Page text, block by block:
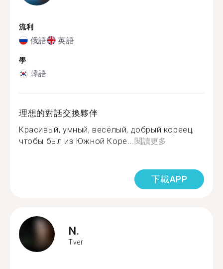
流利
俄語 英語
學
韓語
理想的對話交換夥伴
Красивый, умный, весёлый, добрый кореец,
чтобы был из Южной Коре...閱讀更多
下載APP
N.
Tver